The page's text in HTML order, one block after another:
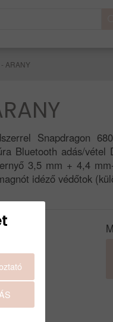
ARANY
Snapdragon
Bluetooth adás/vétel
3,5 mm + 4,4
idéző védőtok